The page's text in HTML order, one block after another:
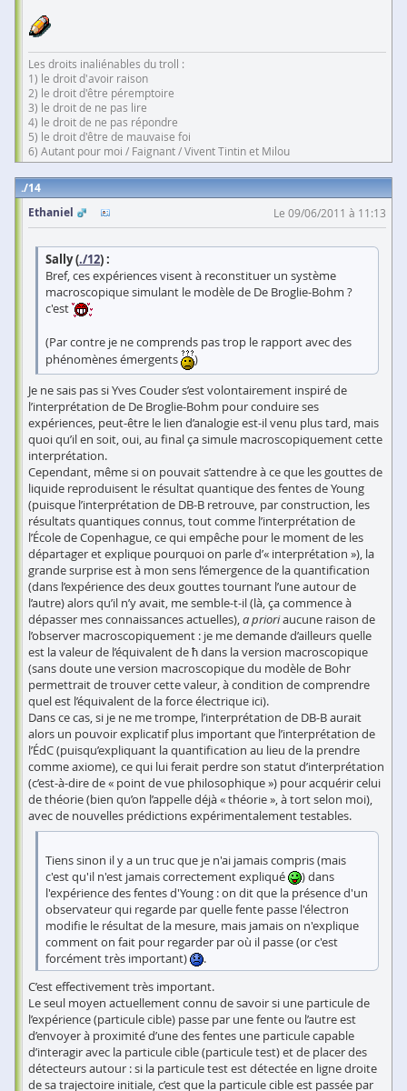
Les droits inaliénables du troll :
1) le droit d'avoir raison
2) le droit d'être péremptoire
3) le droit de ne pas lire
4) le droit de ne pas répondre
5) le droit d'être de mauvaise foi
6) Autant pour moi / Faignant / Vivent Tintin et Milou
14
Ethaniel
Le 09/06/2011 à 11:13
Sally (./12) :
Bref, ces expériences visent à reconstituer un système
macroscopique simulant le modèle de De Broglie-Bohm ?
c'est
(Par contre je ne comprends pas trop le rapport avec des
phénomènes émergents
)
Je ne sais pas si Yves Couder s’est volontairement inspiré de
l’interprétation de De Broglie-Bohm pour conduire ses
expériences, peut-être le lien d’analogie est-il venu plus tard, mais
quoi qu’il en soit, oui, au final ça simule macroscopiquement cette
interprétation.
Cependant, même si on pouvait s’attendre à ce que les gouttes de
liquide reproduisent le résultat quantique des fentes de Young
(puisque l’interprétation de DB-B retrouve, par construction, les
résultats quantiques connus, tout comme l’interprétation de
l’École de Copenhague, ce qui empêche pour le moment de les
départager et explique pourquoi on parle d’« interprétation »), la
grande surprise est à mon sens l’émergence de la quantification
(dans l’expérience des deux gouttes tournant l’une autour de
l’autre) alors qu’il n’y avait, me semble-t-il (là, ça commence à
dépasser mes connaissances actuelles),a prioriaucune raison de
l’observer macroscopiquement : je me demande d’ailleurs quelle
est la valeur de l’équivalent de ħ dans la version macroscopique
(sans doute une version macroscopique du modèle de Bohr
permettrait de trouver cette valeur, à condition de comprendre
quel est l’équivalent de la force électrique ici).
Dans ce cas, si je ne me trompe, l’interprétation de DB-B aurait
alors un pouvoir explicatif plus important que l’interprétation de
l’ÉdC (puisqu’expliquant la quantification au lieu de la prendre
comme axiome), ce qui lui ferait perdre son statut d’interprétation
(c’est-à-dire de « point de vue philosophique ») pour acquérir celui
de théorie (bien qu’on l’appelle déjà « théorie », à tort selon moi),
avec de nouvelles prédictions expérimentalement testables.
Tiens sinon il y a un truc que je n'ai jamais compris (mais
c'est qu'il n'est jamais correctement expliqué
) dans
l'expérience des fentes d'Young : on dit que la présence d'un
observateur qui regarde par quelle fente passe l'électron
modifie le résultat de la mesure, mais jamais on n'explique
comment on fait pour regarder par où il passe (or c'est
forcément très important)
.
C’est effectivement très important.
Le seul moyen actuellement connu de savoir si une particule de
l’expérience (particule cible) passe par une fente ou l’autre est
d’envoyer à proximité d’une des fentes une particule capable
d’interagir avec la particule cible (particule test) et de placer des
détecteurs autour : si la particule test est détectée en ligne droite
de sa trajectoire initiale, c’est que la particule cible est passée par